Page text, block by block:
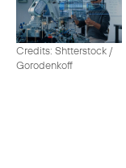
Credits: Shtterstock /
Gorodenkoff